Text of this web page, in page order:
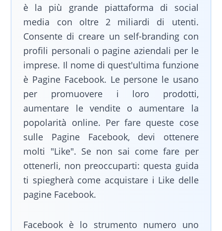
è la più grande piattaforma di social
media con oltre 2 miliardi di utenti.
Consente di creare un self-branding con
profili personali o pagine aziendali per le
imprese. Il nome di quest'ultima funzione
è Pagine Facebook. Le persone le usano
per promuovere i loro prodotti,
aumentare le vendite o aumentare la
popolarità online. Per fare queste cose
sulle Pagine Facebook, devi ottenere
molti "Like". Se non sai come fare per
ottenerli, non preoccuparti: questa guida
ti spiegherà come acquistare i Like delle
pagine Facebook.
Facebook è lo strumento numero uno